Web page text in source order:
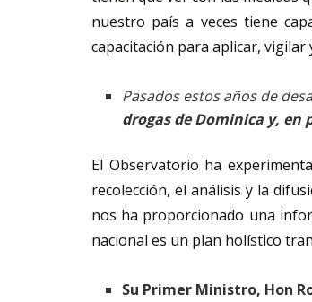
nuestro país a veces tiene
capacitación para aplicar,
Pasados estos años de
drogas de Dominica y,
El Observatorio ha
recolección, el análisis y la
nos ha proporcionado una
nacional es un plan holístico
Su Primer Ministro, Hon